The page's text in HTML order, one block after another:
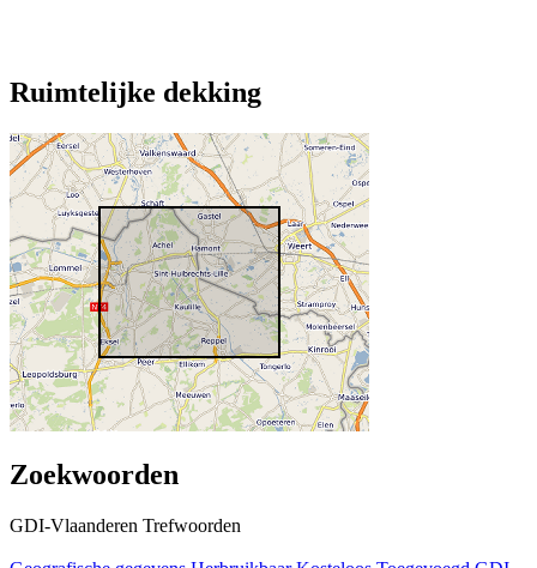
Ruimtelijke dekking
Zoekwoorden
GDI-Vlaanderen Trefwoorden